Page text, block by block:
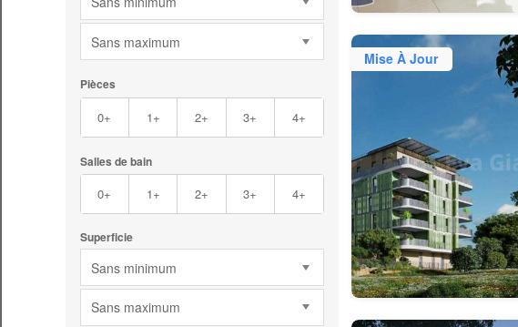
Sans maximum
Pièces
0+ 1+ 2+ 3+ 4+
Salles de bain
0+ 1+ 2+ 3+ 4+
Superficie
Sans minimum
Sans maximum
Mise À Jour